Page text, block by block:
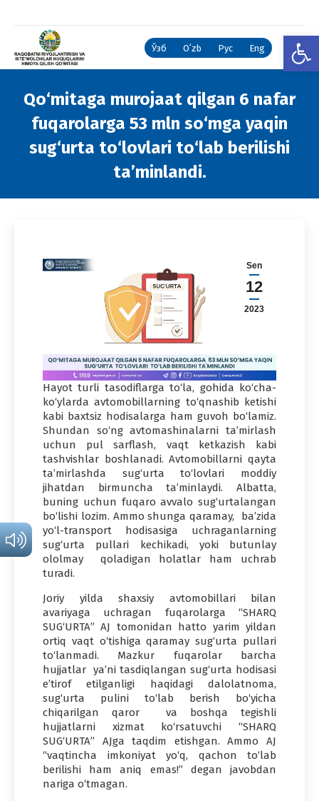
Ўзб Oʻzb Рус Eng
Qo‘mitaga murojaat qilgan 6 nafar
fuqarolarga 53 mln so‘mga yaqin
sug‘urta to‘lovlari to‘lab berilishi
ta’minlandi.
Sen
12
2023
Hayot turli tasodiflarga to‘la, gohida ko‘cha-
ko‘ylarda avtomobillarning to‘qnashib ketishi
kabi baxtsiz hodisalarga ham guvoh bo‘lamiz.
Shundan so‘ng avtomashinalarni ta’mirlash
uchun pul sarflash, vaqt ketkazish kabi
tashvishlar boshlanadi. Avtomobillarni qayta
ta’mirlashda sug‘urta to‘lovlari moddiy
jihatdan birmuncha ta’minlaydi. Albatta,
buning uchun fuqaro avvalo sug‘urtalangan
bo‘lishi lozim. Ammo shunga qaramay, ba’zida
yo‘l-transport hodisasiga uchraganlarning
sug‘urta pullari kechikadi, yoki butunlay
ololmay qoladigan holatlar ham uchrab
turadi.
Joriy yilda shaxsiy avtomobillari bilan
avariyaga uchragan fuqarolarga “SHARQ
SUG‘URTA” AJ tomonidan hatto yarim yildan
ortiq vaqt o‘tishiga qaramay sug‘urta pullari
to‘lanmadi. Mazkur fuqarolar barcha
hujjatlar ya’ni tasdiqlangan sug‘urta hodisasi
e’tirof etilganligi haqidagi dalolatnoma,
sug‘urta pulini to‘lab berish bo‘yicha
chiqarilgan qaror va boshqa tegishli
hujjatlarni xizmat ko‘rsatuvchi “SHARQ
SUG‘URTA” AJga taqdim etishgan. Ammo AJ
“vaqtincha imkoniyat yo‘q, qachon to‘lab
berilishi ham aniq emas!” degan javobdan
nariga o‘tmagan.